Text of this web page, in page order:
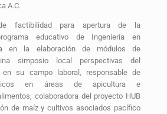
A.C.
factibilidad para apertura de la
educativo de Ingeniería en
en la elaboración de módulos de
simposio local perspectivas del
en su campo laboral, responsable de
en áreas de apicultura e
colaboradora del proyecto HUB
de maíz y cultivos asociados pacífico